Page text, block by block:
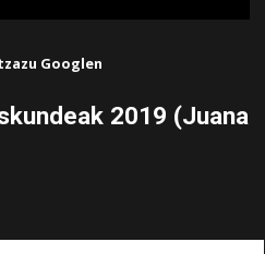
Googlen
2019 (Juana